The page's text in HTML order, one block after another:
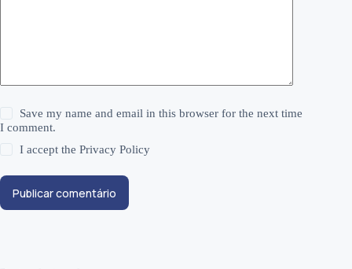
Save my name and email in this browser for the next time
I comment.
I accept thePrivacy Policy
Publicar comentário